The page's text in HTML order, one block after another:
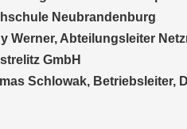
Neubrandenburg
Werner, Abteilungsleiter
GmbH
Schlowak, Betriebsleiter,